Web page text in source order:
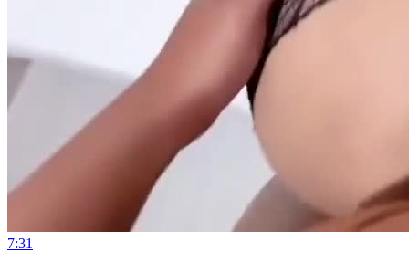
7:31